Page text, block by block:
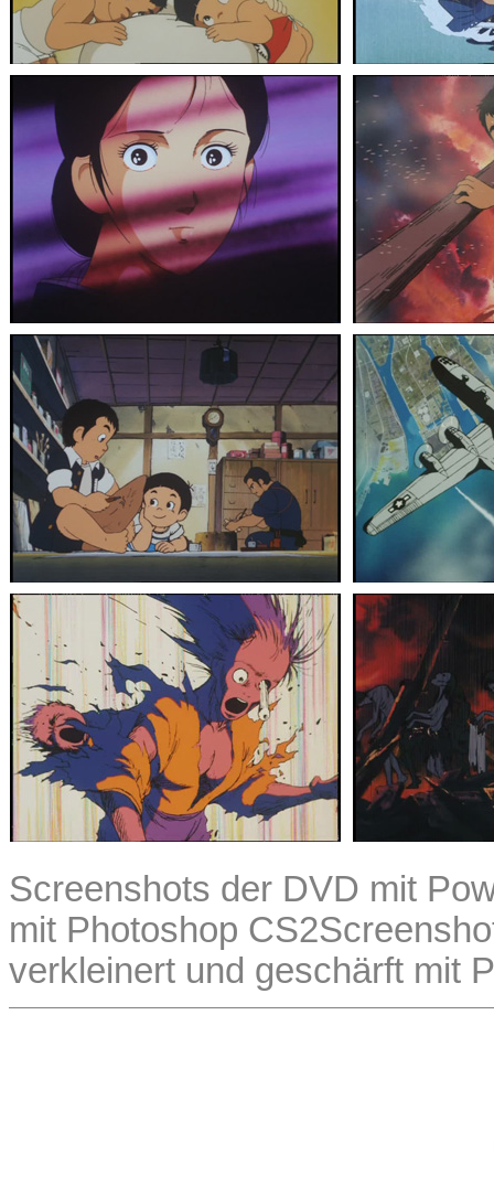
Screenshots der DVD mit
mit Photoshop
verkleinert und geschärft mit